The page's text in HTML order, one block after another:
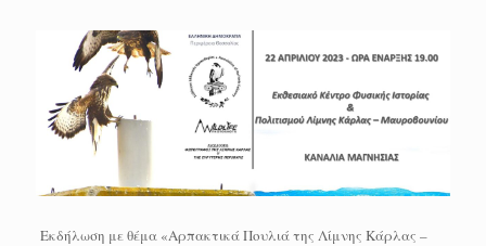
Εκδήλωση με θέμα «Αρπακτικά Πουλιά της Λίμνης Κάρλας –